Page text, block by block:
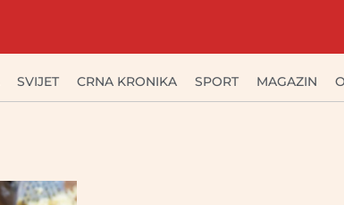
SVIJET CRNA KRONIKA SPORT MAGAZIN